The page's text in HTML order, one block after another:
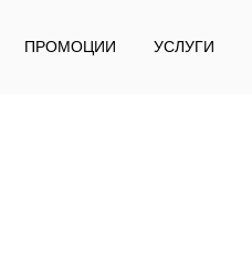
ПРОМОЦИИ УСЛУГИ